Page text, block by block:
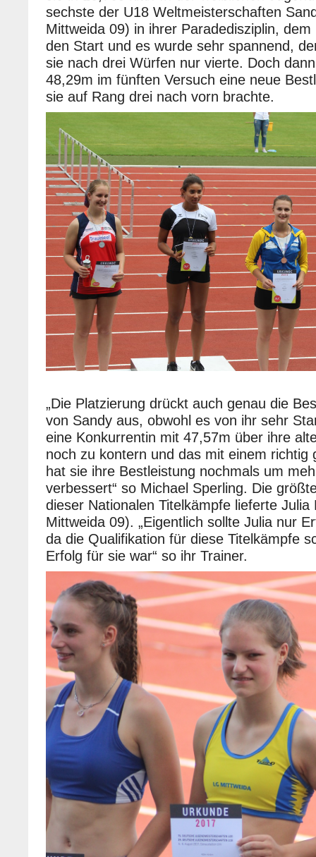
sechste der U18 Weltmeisterschaften
Mittweida 09) in ihrer Paradedisziplin,
den Start und es wurde sehr spannend,
sie nach drei Würfen nur vierte. Doch
48,29m im fünften Versuch eine neue
sie auf Rang drei nach vorn brachte.
„Die Platzierung drückt auch genau die
von Sandy aus, obwohl es von ihr sehr
eine Konkurrentin mit 47,57m über ihre
noch zu kontern und das mit einem richtig
hat sie ihre Bestleistung nochmals um
verbessert“ so Michael Sperling. Die
dieser Nationalen Titelkämpfe lieferte Julia
Mittweida 09). „Eigentlich sollte Julia nur
da die Qualifikation für diese Titelkämpfe
Erfolg für sie war“ so ihr Trainer.